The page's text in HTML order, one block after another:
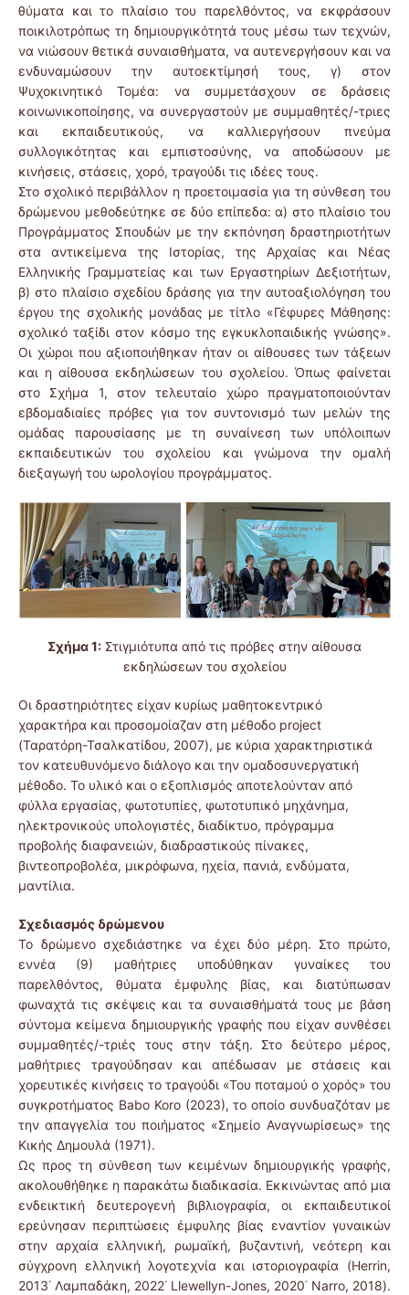
θύματα και το πλαίσιο του παρελθόντος, να εκφράσουν
ποικιλοτρόπως τη δημιουργικότητά τους μέσω των τεχνών,
να νιώσουν θετικά συναισθήματα, να αυτενεργήσουν και να
ενδυναμώσουν την αυτοεκτίμησή τους, γ) στον
Ψυχοκινητικό Τομέα: να συμμετάσχουν σε δράσεις
κοινωνικοποίησης, να συνεργαστούν με συμμαθητές/-τριες
και εκπαιδευτικούς, να καλλιεργήσουν πνεύμα
συλλογικότητας και εμπιστοσύνης, να αποδώσουν με
κινήσεις, στάσεις, χορό, τραγούδι τις ιδέες τους.
Στο σχολικό περιβάλλον η προετοιμασία για τη σύνθεση του
δρώμενου μεθοδεύτηκε σε δύο επίπεδα: α) στο πλαίσιο του
Προγράμματος Σπουδών με την εκπόνηση δραστηριοτήτων
στα αντικείμενα της Ιστορίας, της Αρχαίας και Νέας
Ελληνικής Γραμματείας και των Εργαστηρίων Δεξιοτήτων,
β) στο πλαίσιο σχεδίου δράσης για την αυτοαξιολόγηση του
έργου της σχολικής μονάδας με τίτλο «Γέφυρες Μάθησης:
σχολικό ταξίδι στον κόσμο της εγκυκλοπαιδικής γνώσης».
Οι χώροι που αξιοποιήθηκαν ήταν οι αίθουσες των τάξεων
και η αίθουσα εκδηλώσεων του σχολείου. Όπως φαίνεται
στο Σχήμα 1, στον τελευταίο χώρο πραγματοποιούνταν
εβδομαδιαίες πρόβες για τον συντονισμό των μελών της
ομάδας παρουσίασης με τη συναίνεση των υπόλοιπων
εκπαιδευτικών του σχολείου και γνώμονα την ομαλή
διεξαγωγή του ωρολογίου προγράμματος.
Σχήμα 1: Στιγμιότυπα από τις πρόβες στην αίθουσα
εκδηλώσεων του σχολείου
Οι δραστηριότητες είχαν κυρίως μαθητοκεντρικό
χαρακτήρα και προσομοίαζαν στη μέθοδο project
(Ταρατόρη-Τσαλκατίδου, 2007), με κύρια χαρακτηριστικά
τον κατευθυνόμενο διάλογο και την ομαδοσυνεργατική
μέθοδο. Το υλικό και ο εξοπλισμός αποτελούνταν από
φύλλα εργασίας, φωτοτυπίες, φωτοτυπικό μηχάνημα,
ηλεκτρονικούς υπολογιστές, διαδίκτυο, πρόγραμμα
προβολής διαφανειών, διαδραστικούς πίνακες,
βιντεοπροβολέα, μικρόφωνα, ηχεία, πανιά, ενδύματα,
μαντίλια.
Σχεδιασμός δρώμενου
Το δρώμενο σχεδιάστηκε να έχει δύο μέρη. Στο πρώτο,
εννέα (9) μαθήτριες υποδύθηκαν γυναίκες του
παρελθόντος, θύματα έμφυλης βίας, και διατύπωσαν
φωναχτά τις σκέψεις και τα συναισθήματά τους με βάση
σύντομα κείμενα δημιουργικής γραφής που είχαν συνθέσει
συμμαθητές/-τριές τους στην τάξη. Στο δεύτερο μέρος,
μαθήτριες τραγούδησαν και απέδωσαν με στάσεις και
χορευτικές κινήσεις το τραγούδι «Του ποταμού ο χορός» του
συγκροτήματος Babo Koro (2023), το οποίο συνδυαζόταν με
την απαγγελία του ποιήματος «Σημείο Αναγνωρίσεως» της
Κικής Δημουλά (1971).
Ως προς τη σύνθεση των κειμένων δημιουργικής γραφής,
ακολουθήθηκε η παρακάτω διαδικασία. Εκκινώντας από μια
ενδεικτική δευτερογενή βιβλιογραφία, οι εκπαιδευτικοί
ερεύνησαν περιπτώσεις έμφυλης βίας εναντίον γυναικών
στην αρχαία ελληνική, ρωμαϊκή, βυζαντινή, νεότερη και
σύγχρονη ελληνική λογοτεχνία και ιστοριογραφία (Herrin,
2013˙ Λαμπαδάκη, 2022˙ Llewellyn-Jones, 2020˙ Narro, 2018).